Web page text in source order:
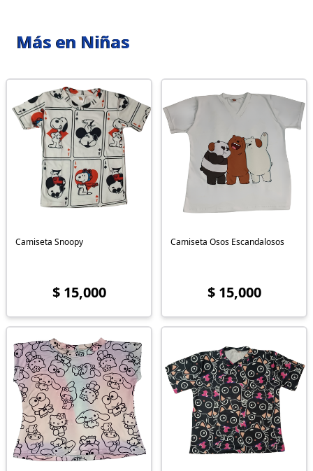
Más en Niñas
Camiseta Snoopy
$ 15,000
Camiseta Osos Escandalosos
$ 15,000